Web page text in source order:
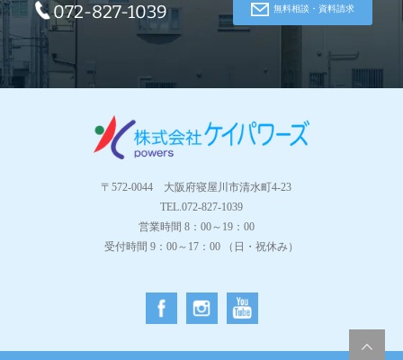
072-827-1039 無料相談・資料請求
〒572-0044 大阪府寝屋川市清水町4-23
TEL.072-827-1039
営業時間 8：00～19：00
受付時間 9：00～17：00 （日・祝休み）